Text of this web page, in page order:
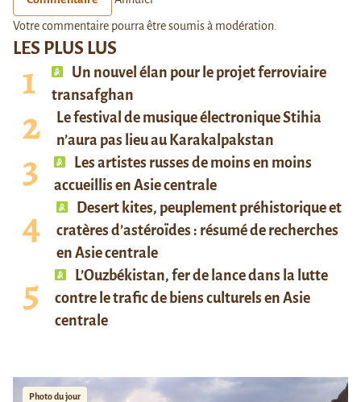
LES PLUS LUS
Un nouvel élan pour le projet ferroviaire
transafghan
Le festival de musique électronique Stihia
n’aura pas lieu au Karakalpakstan
Les artistes russes de moins en moins
accueillis en Asie centrale
Desert kites, peuplement préhistorique et
cratères d’astéroïdes : résumé de recherches
en Asie centrale
L’Ouzbékistan, fer de lance dans la lutte
contre le trafic de biens culturels en Asie
centrale
Photo du jour
Votre commentaire pourra être soumis à modération.